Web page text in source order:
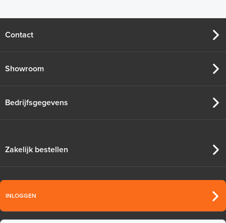
Contact
Showroom
Bedrijfsgegevens
Zakelijk bestellen
INLOGGEN